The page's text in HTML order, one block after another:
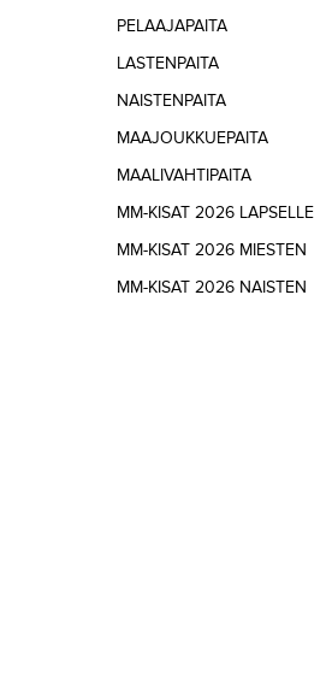
PELAAJAPAITA
LASTENPAITA
NAISTENPAITA
MAAJOUKKUEPAITA
MAALIVAHTIPAITA
MM-KISAT 2026 LAPSELLE
MM-KISAT 2026 MIESTEN
MM-KISAT 2026 NAISTEN